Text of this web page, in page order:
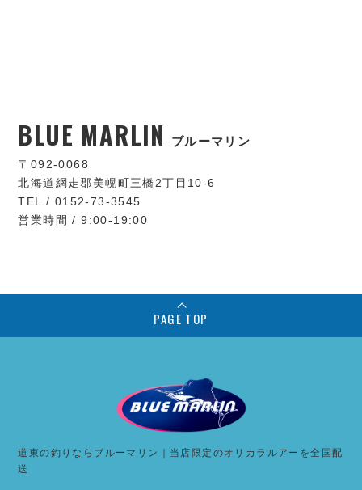
BLUE MARLIN ブルーマリン
〒092-0068
北海道網走郡美幌町三橋2丁目10-6
TEL / 0152-73-3545
営業時間 / 9:00-19:00
PAGE TOP
道東の釣りならブルーマリン｜当店限定のオリカラルアーを全国配
送